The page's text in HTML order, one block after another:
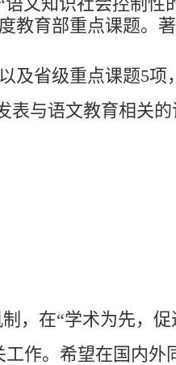
教育部重点课题。
及省级重点课题5项
与语文教育相关的
，在“学术为先，促
作。希望在国内外